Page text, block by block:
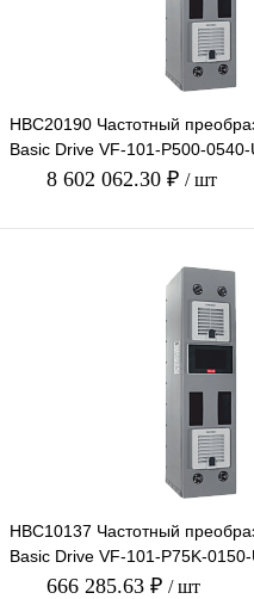
HBC20190 Частотный
Basic Drive VF-101-P500-0540-
660В, 500кВт
8 602 062.30 ₽ / шт
В
Под
HBC10137 Частотный
Basic Drive VF-101-P75K-0150-
380В, 75кВт, 150А
666 285.63 ₽ / шт